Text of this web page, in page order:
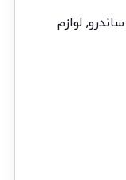
ساندرو, لوازم